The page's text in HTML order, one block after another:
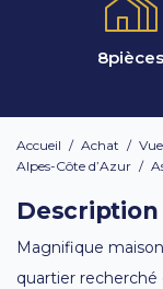
8pièces
Accueil / Achat /
Alpes-Côte d’Azur /
Description
Magnifique
quartier